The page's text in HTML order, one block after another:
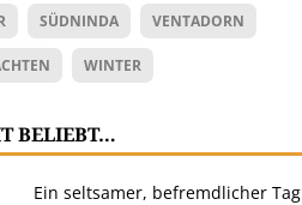
SÜDNINDA VENTADORN
WINTER
BELIEBT…
Ein seltsamer, befremdlicher Tag